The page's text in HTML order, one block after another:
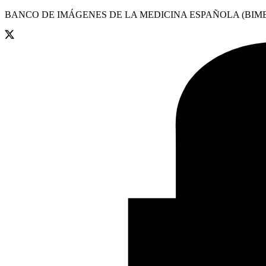
BANCO DE IMÁGENES DE LA MEDICINA ESPAÑOLA